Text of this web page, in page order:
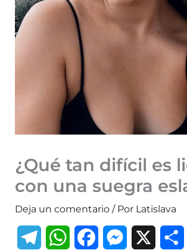
¿Qué tan difícil es
con una suegra
Deja un comentario / Por Latislava
W